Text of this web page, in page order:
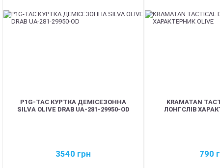
P1G-TAC КУРТКА ДЕМІСЕЗОННА
SILVA OLIVE DRAB UA-281-29950-OD
3540 грн
KRAMATAN
ЛОНГСЛІВ
790